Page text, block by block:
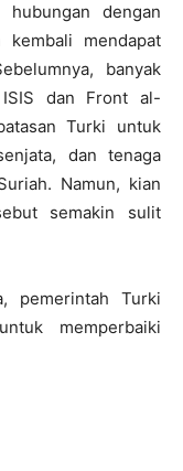
dengan
mendapat
banyak
ISIS dan Front al-
Turki untuk
dan tenaga
Namun, kian
semakin sulit
pemerintah Turki
memperbaiki